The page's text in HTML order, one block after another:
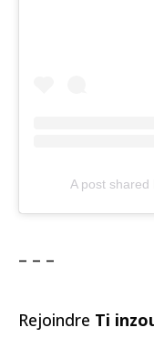
A post
– – –
Rejoindre Ti